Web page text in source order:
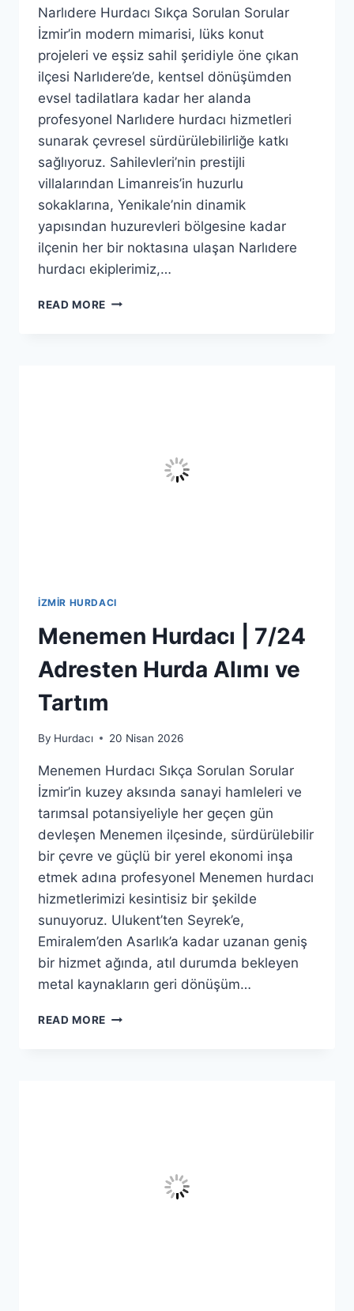
Narlıdere Hurdacı Sıkça Sorulan Sorular
İzmir’in modern mimarisi, lüks konut
projeleri ve eşsiz sahil şeridiyle öne çıkan
ilçesi Narlıdere’de, kentsel dönüşümden
evsel tadilatlara kadar her alanda
profesyonel Narlıdere hurdacı hizmetleri
sunarak çevresel sürdürülebilirliğe katkı
sağlıyoruz. Sahilevleri’nin prestijli
villalarından Limanreis’in huzurlu
sokaklarına, Yenikale’nin dinamik
yapısından huzurevleri bölgesine kadar
ilçenin her bir noktasına ulaşan Narlıdere
hurdacı ekiplerimiz,…
READ MORE NARLIDERE
İZMIR HURDACI
Menemen Hurdacı | 7/24
Adresten Hurda Alımı ve
Tartım
By Hurdacı 20 Nisan 2026
Menemen Hurdacı Sıkça Sorulan Sorular
İzmir’in kuzey aksında sanayi hamleleri ve
tarımsal potansiyeliyle her geçen gün
devleşen Menemen ilçesinde, sürdürülebilir
bir çevre ve güçlü bir yerel ekonomi inşa
etmek adına profesyonel Menemen hurdacı
hizmetlerimizi kesintisiz bir şekilde
sunuyoruz. Ulukent’ten Seyrek’e,
Emiralem’den Asarlık’a kadar uzanan geniş
bir hizmet ağında, atıl durumda bekleyen
metal kaynakların geri dönüşüm…
READ MORE MENEMEN